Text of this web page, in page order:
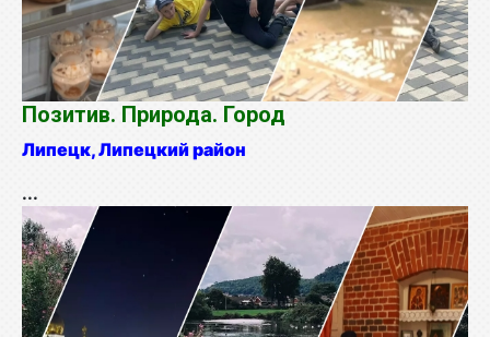
Позитив. Природа. Город
Липецк, Липецкий район
...